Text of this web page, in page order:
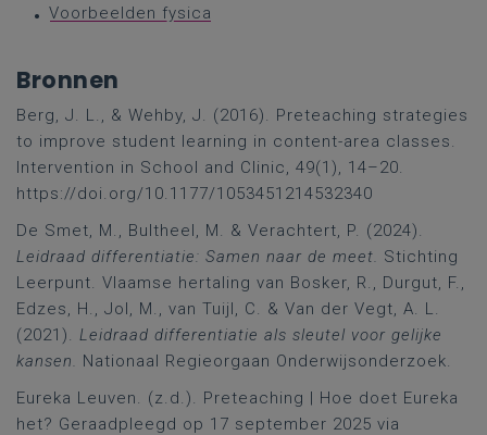
Voorbeelden fysica
Bronnen
Berg, J. L., & Wehby, J. (2016). Preteaching strategies
to improve student learning in content-area classes.
Intervention in School and Clinic, 49(1), 14–20.
https://doi.org/10.1177/1053451214532340
De Smet, M., Bultheel, M. & Verachtert, P. (2024).
Leidraad differentiatie: Samen naar de meet. Stichting
Leerpunt. Vlaamse hertaling van Bosker, R., Durgut, F.,
Edzes, H., Jol, M., van Tuijl, C. & Van der Vegt, A. L.
(2021). Leidraad differentiatie als sleutel voor gelijke
kansen. Nationaal Regieorgaan Onderwijsonderzoek.
Eureka Leuven. (z.d.). Preteaching | Hoe doet Eureka
het? Geraadpleegd op 17 september 2025 via